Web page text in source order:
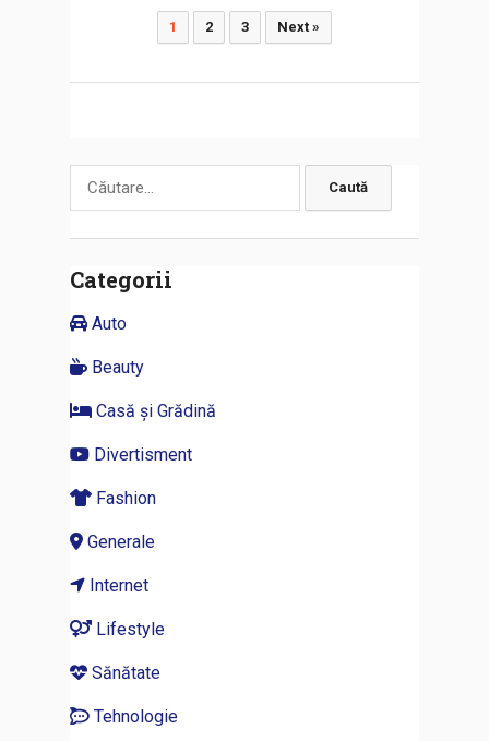
1 2 3 Next »
Caută
după:
Categorii
Auto
Beauty
Casă și Grădină
Divertisment
Fashion
Generale
Internet
Lifestyle
Sănătate
Tehnologie